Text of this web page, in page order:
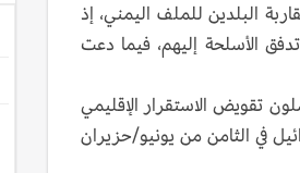
البلدين للملف اليمني، إذ
الأسلحة إليهم، فيما دعت
تقويض الاستقرار الإقليمي
في الثامن من يونيو/حزيران